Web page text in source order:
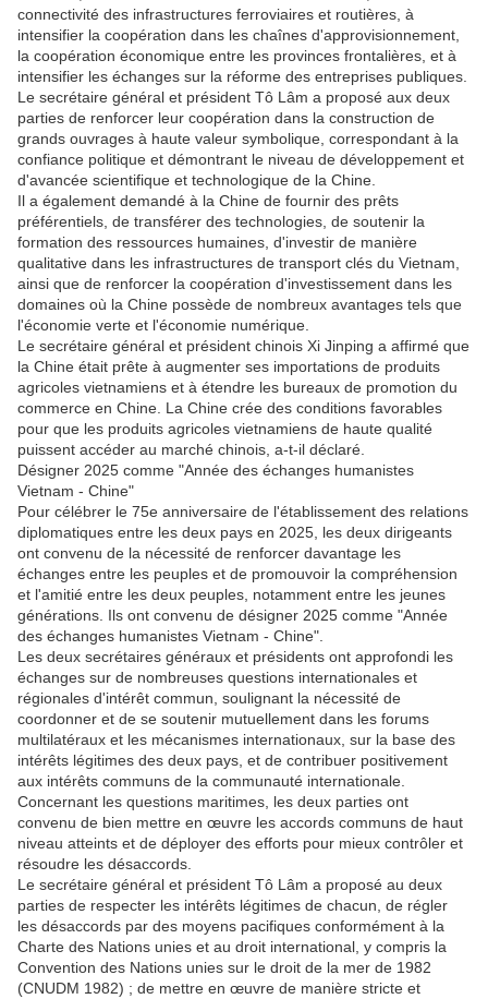
connectivité des infrastructures ferroviaires et routières, à
intensifier la coopération dans les chaînes d'approvisionnement,
la coopération économique entre les provinces frontalières, et à
intensifier les échanges sur la réforme des entreprises publiques.
Le secrétaire général et président Tô Lâm a proposé aux deux
parties de renforcer leur coopération dans la construction de
grands ouvrages à haute valeur symbolique, correspondant à la
confiance politique et démontrant le niveau de développement et
d'avancée scientifique et technologique de la Chine.
Il a également demandé à la Chine de fournir des prêts
préférentiels, de transférer des technologies, de soutenir la
formation des ressources humaines, d'investir de manière
qualitative dans les infrastructures de transport clés du Vietnam,
ainsi que de renforcer la coopération d'investissement dans les
domaines où la Chine possède de nombreux avantages tels que
l'économie verte et l'économie numérique.
Le secrétaire général et président chinois Xi Jinping a affirmé que
la Chine était prête à augmenter ses importations de produits
agricoles vietnamiens et à étendre les bureaux de promotion du
commerce en Chine. La Chine crée des conditions favorables
pour que les produits agricoles vietnamiens de haute qualité
puissent accéder au marché chinois, a-t-il déclaré.
Désigner 2025 comme "Année des échanges humanistes
Vietnam - Chine"
Pour célébrer le 75e anniversaire de l'établissement des relations
diplomatiques entre les deux pays en 2025, les deux dirigeants
ont convenu de la nécessité de renforcer davantage les
échanges entre les peuples et de promouvoir la compréhension
et l'amitié entre les deux peuples, notamment entre les jeunes
générations. Ils ont convenu de désigner 2025 comme "Année
des échanges humanistes Vietnam - Chine".
Les deux secrétaires généraux et présidents ont approfondi les
échanges sur de nombreuses questions internationales et
régionales d'intérêt commun, soulignant la nécessité de
coordonner et de se soutenir mutuellement dans les forums
multilatéraux et les mécanismes internationaux, sur la base des
intérêts légitimes des deux pays, et de contribuer positivement
aux intérêts communs de la communauté internationale.
Concernant les questions maritimes, les deux parties ont
convenu de bien mettre en œuvre les accords communs de haut
niveau atteints et de déployer des efforts pour mieux contrôler et
résoudre les désaccords.
Le secrétaire général et président Tô Lâm a proposé au deux
parties de respecter les intérêts légitimes de chacun, de régler
les désaccords par des moyens pacifiques conformément à la
Charte des Nations unies et au droit international, y compris la
Convention des Nations unies sur le droit de la mer de 1982
(CNUDM 1982) ; de mettre en œuvre de manière stricte et